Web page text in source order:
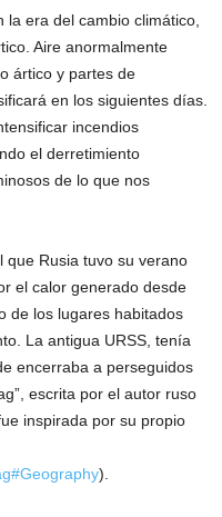
la era del cambio climático,
Aire anormalmente
ártico y partes de
en los siguientes días.
incendios
el derretimiento
de lo que nos
que Rusia tuvo su verano
el calor generado desde
de los lugares habitados
La antigua URSS, tenía
encerraba a perseguidos
escrita por el autor ruso
inspirada por su propio
).